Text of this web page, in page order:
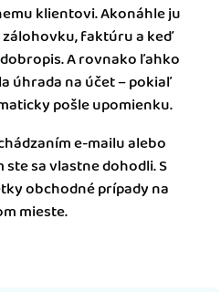
klientovi. Akonáhle ju
faktúru a keď
A rovnako ľahko
úhrada na účet – pokiaľ
pošle upomienku.
e-mailu alebo
sa vlastne dohodli. S
obchodné prípady na
mieste.